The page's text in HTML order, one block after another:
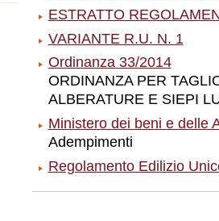
ESTRATTO
VARIANTE R.U. N. 1
Ordinanza 33/2014
ORDINANZA PER
ALBERATURE E SIEPI
Ministero dei beni e delle
Adempimenti
Regolamento Edilizio